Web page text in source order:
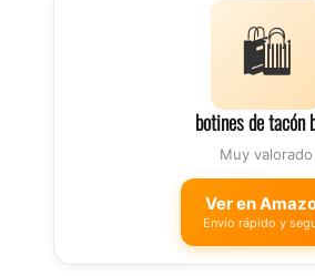
🛍️
botines de tacón
Muy valorado
Ver en
Envío rápido y